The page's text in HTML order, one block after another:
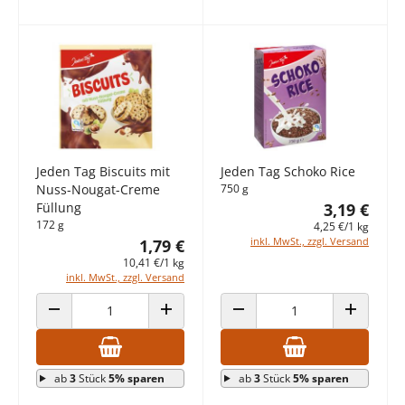
Jeden Tag Biscuits mit
Nuss-Nougat-Creme
Füllung
172 g
1,79 €
10,41 €/1 kg
inkl. MwSt., zzgl. Versand
ANZAHL VERRINGERN ANZAHL ERHÖHEN
ab3Stück5% sparen
Jeden Tag Schoko Rice
750 g
3,19 €
4,25 €/1 kg
inkl. MwSt., zzgl. Versand
ANZAHL VERRINGERN ANZAHL
ab3Stück5% sparen